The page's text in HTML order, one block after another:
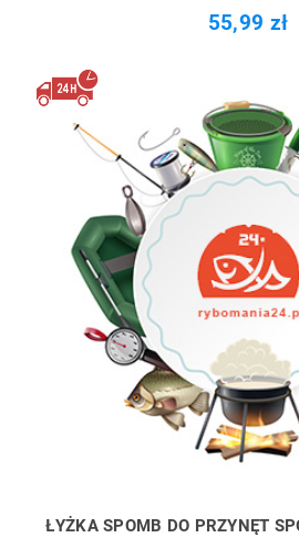
55,99 zł
ŁYŻKA SPOMB DO PRZYNĘT